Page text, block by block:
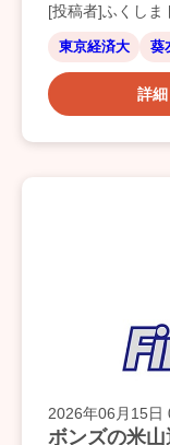
[投稿者]ふくしま
東京経済大 葵
詳細
2026年06月15日
ボンズの米